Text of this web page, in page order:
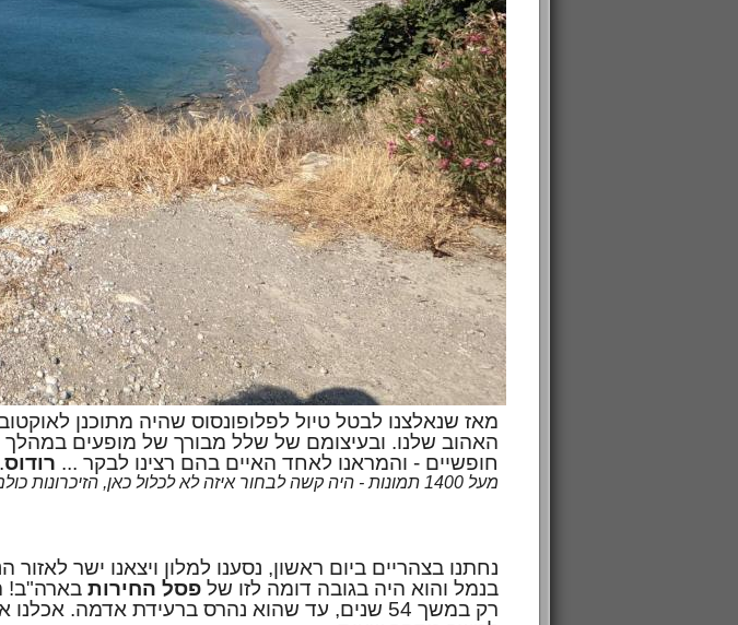
מאז שנאלצנו לבטל טיול לפלופונסוס שהיה מתוכנן
חופשיים - והמראנו לאחד האיים בהם רצינו לבקר ... רודוס
מעל 1400 תמונות - היה קשה לבחור איזה לא לכלול כאן, הזיכרונות כולם מדהימים כל כך!)
נחתנו בצהריים ביום ראשון, נסענו למלון ויצאנו ישר
בנמל והוא היה בגובה דומה לזו של פסל החירות
רק במשך 54 שנים, עד שהוא נהרס ברעידת אדמה. אכלנו ארוחת צהריים מדהימה והסתובבנו ב